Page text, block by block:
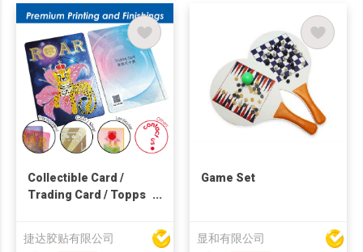
Xmas New Year Gifts
Men Women
Collectible Card /
Trading Card / Topps
捷达胶贴有限公司
Game Set
显和有限公司